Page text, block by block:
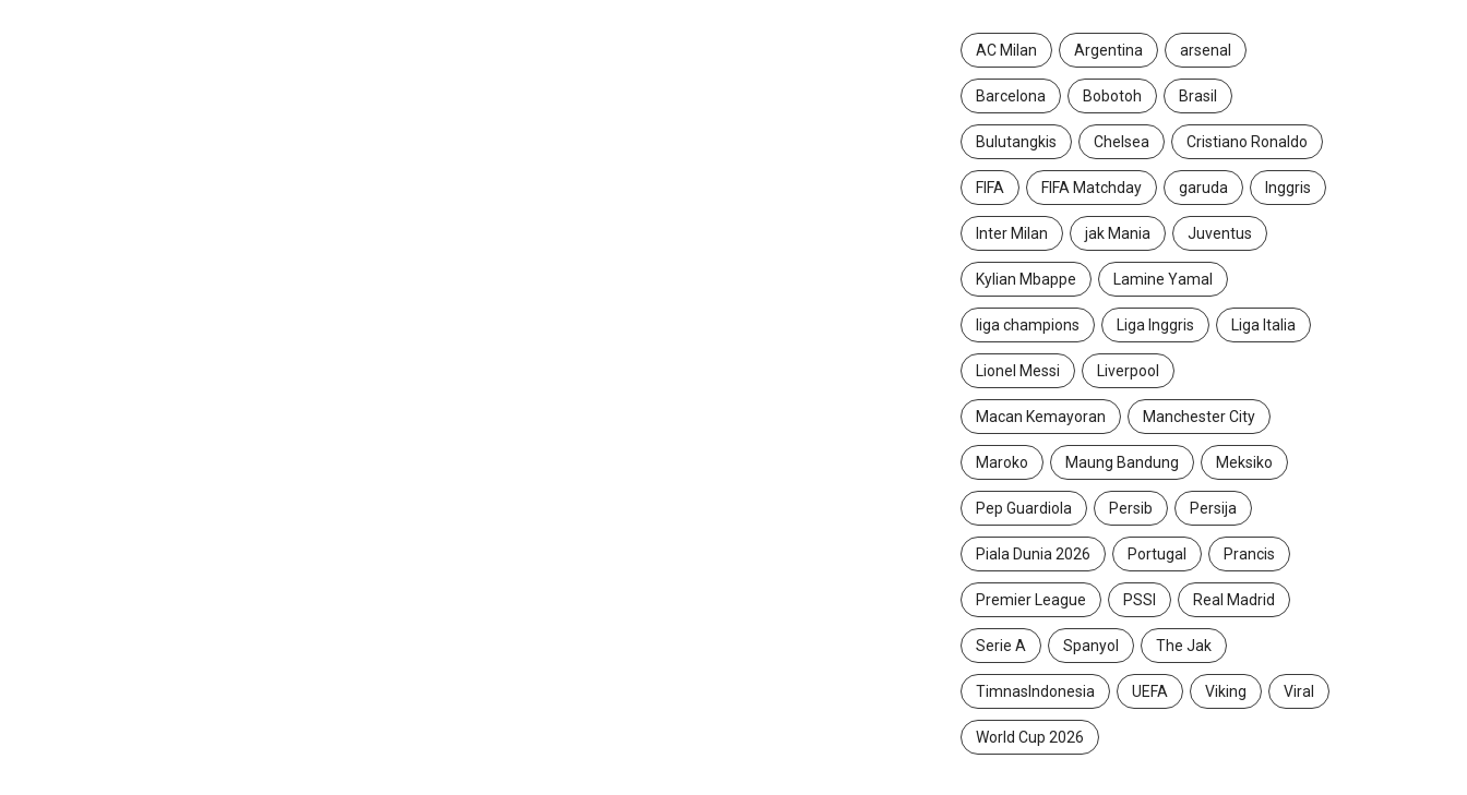
AC Milan Argentina arsenal
Barcelona Bobotoh Brasil
Bulutangkis Chelsea Cristiano Ronaldo
FIFA FIFA Matchday garuda Inggris
Inter Milan jak Mania Juventus
Kylian Mbappe Lamine Yamal
liga champions Liga Inggris Liga Italia
Lionel Messi Liverpool
Macan Kemayoran Manchester City
Maroko Maung Bandung Meksiko
Pep Guardiola Persib Persija
Piala Dunia 2026 Portugal Prancis
Premier League PSSI Real Madrid
Serie A Spanyol The Jak
TimnasIndonesia UEFA Viking Viral
World Cup 2026